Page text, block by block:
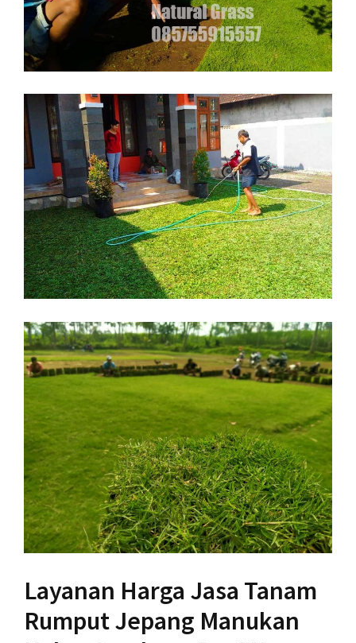
Layanan Harga Jasa Tanam
Rumput Jepang Manukan